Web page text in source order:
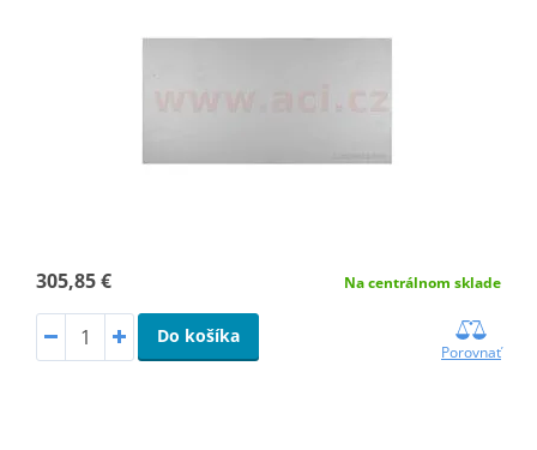
305,85 € Na centrálnom sklade
Do košíka
Porovnať